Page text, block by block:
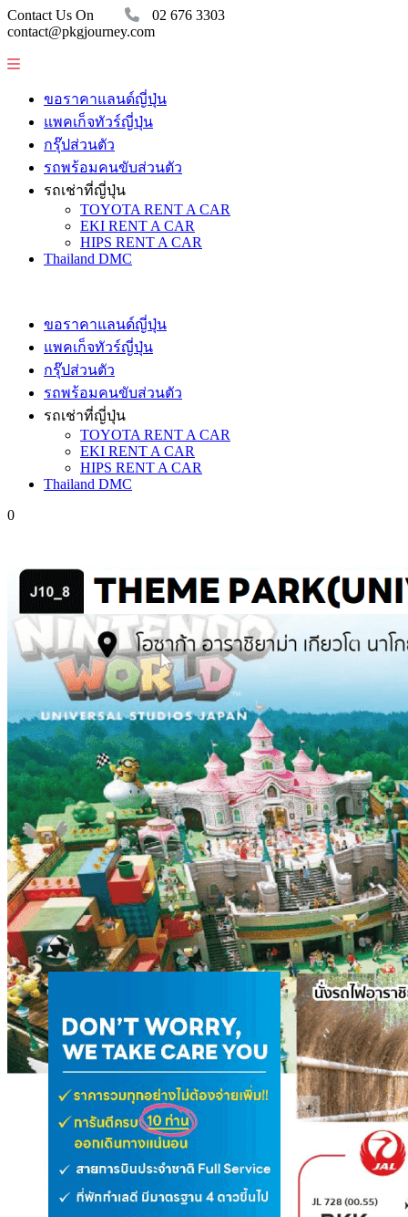
Contact Us On
02 676 3303
contact@pkgjourney.com
ขอราคาแลนด์ญี่ปุ่น
แพคเก็จทัวร์ญี่ปุ่น
กรุ๊ปส่วนตัว
รถพร้อมคนขับส่วนตัว
รถเช่าที่ญี่ปุ่น
TOYOTA RENT A CAR
EKI RENT A CAR
HIPS RENT A CAR
Thailand DMC
ขอราคาแลนด์ญี่ปุ่น
แพคเก็จทัวร์ญี่ปุ่น
กรุ๊ปส่วนตัว
รถพร้อมคนขับส่วนตัว
รถเช่าที่ญี่ปุ่น
TOYOTA RENT A CAR
EKI RENT A CAR
HIPS RENT A CAR
Thailand DMC
0